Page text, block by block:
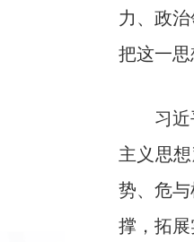
力、政
把这一
习
主义思
势、危
撑，拓